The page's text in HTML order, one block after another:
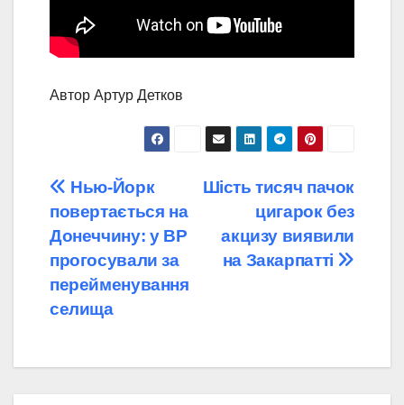
Автор Артур Детков
Навігація
записів
Шість тисяч пачок
цигарок без
акцизу виявили
на Закарпатті
Нью-Йорк
повертається на
Донеччину: у ВР
прогосували за
перейменування
селища